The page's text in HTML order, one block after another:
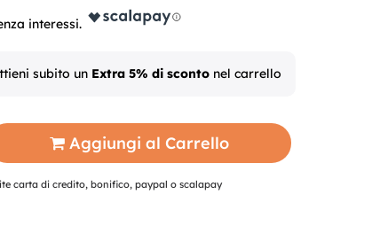
subito un Extra 5% di sconto nel carrello
Aggiungi al Carrello
carta di credito, bonifico, paypal o scalapay